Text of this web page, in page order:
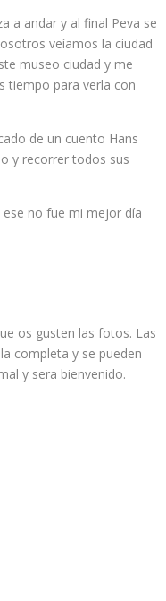
a andar y al final Peva se
veíamos la ciudad
museo ciudad y me
tiempo para verla con
de un cuento Hans
y recorrer todos sus
no fue mi mejor día
os gusten las fotos. Las
completa y se pueden
y sera bienvenido.